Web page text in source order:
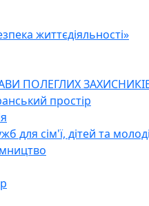
життєдіяльності»
ПОЛЕГЛИХ
простір
для сім'ї, дітей та